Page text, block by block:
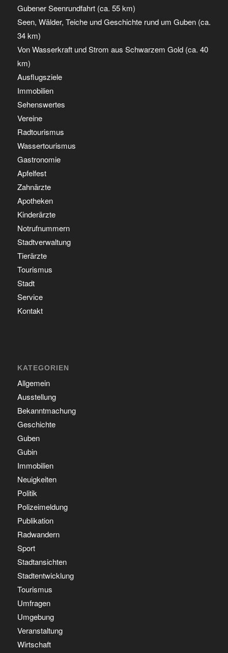
Gubener Seenrundfahrt (ca. 55 km)
Seen, Wälder, Teiche und Geschichte rund um Guben (ca.
34 km)
Von Wasserkraft und Strom aus Schwarzem Gold (ca. 40
km)
Ausflugsziele
Immobilien
Sehenswertes
Vereine
Radtourismus
Wassertourismus
Gastronomie
Apfelfest
Zahnärzte
Apotheken
Kinderärzte
Notrufnummern
Stadtverwaltung
Tierärzte
Tourismus
Stadt
Service
Kontakt
KATEGORIEN
Allgemein
Ausstellung
Bekanntmachung
Geschichte
Guben
Gubin
Immobilien
Neuigkeiten
Politik
Polizeimeldung
Publikation
Radwandern
Sport
Stadtansichten
Stadtentwicklung
Tourismus
Umfragen
Umgebung
Veranstaltung
Wirtschaft